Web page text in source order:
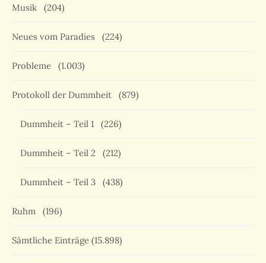
Musik (204)
Neues vom Paradies (224)
Probleme (1.003)
Protokoll der Dummheit (879)
Dummheit – Teil 1 (226)
Dummheit – Teil 2 (212)
Dummheit – Teil 3 (438)
Ruhm (196)
Sämtliche Einträge (15.898)